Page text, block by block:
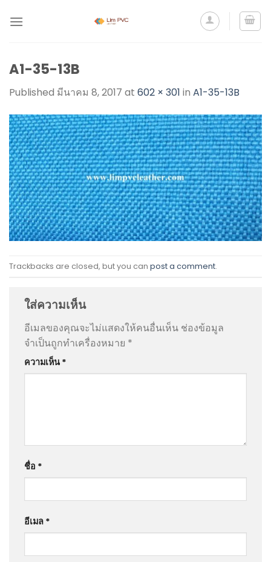
A1-35-13B
Published มีนาคม 8, 2017 at 602 × 301 in A1-35-13B
Trackbacks are closed, but you can post a comment.
ใส่ความเห็น
อีเมลของคุณจะไม่แสดงให้คนอื่นเห็น ช่องข้อมูล
จำเป็นถูกทำเครื่องหมาย *
ความเห็น *
ชื่อ *
อีเมล *